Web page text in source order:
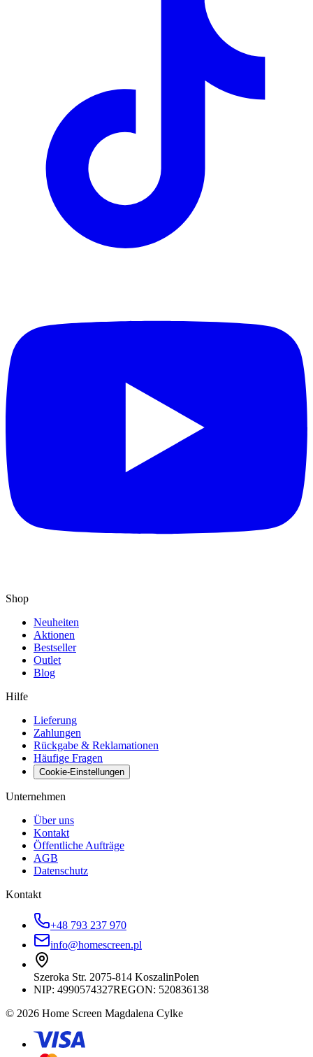
Shop
Neuheiten
Aktionen
Bestseller
Outlet
Blog
Hilfe
Lieferung
Zahlungen
Rückgabe & Reklamationen
Häufige Fragen
Cookie-Einstellungen
Unternehmen
Über uns
Kontakt
Öffentliche Aufträge
AGB
Datenschutz
Kontakt
+48 793 237 970
info@homescreen.pl
Szeroka Str. 2075-814 KoszalinPolen
NIP: 4990574327REGON: 520836138
© 2026 Home Screen Magdalena Cylke